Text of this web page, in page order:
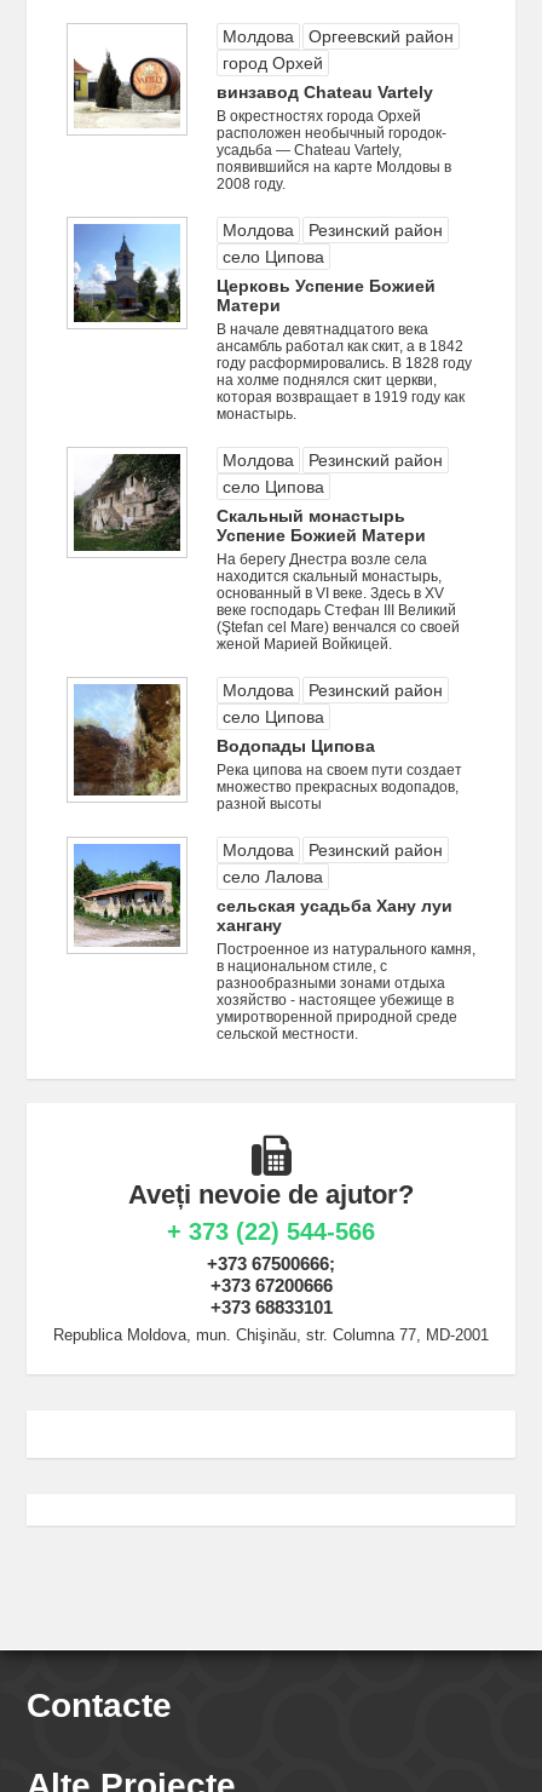
Молдова
Оргеевский район
город Орхей
винзавод Chateau Vartely
В окрестностях города Орхей
расположен необычный городок-
усадьба — Chateau Vartely,
появившийся на карте Молдовы в
2008 году.
Молдова
Резинский район
село Ципова
Церковь Успение Божией
Матери
В начале девятнадцатого века
ансамбль работал как скит, а в 1842
году расформировались. В 1828 году
на холме поднялся скит церкви,
которая возвращает в 1919 году как
монастырь.
Молдова
Резинский район
село Ципова
Cкальный монастырь
Успение Божией Матери
На берегу Днестра возле села
находится скальный монастырь,
основанный в VI веке. Здесь в XV
веке господарь Стефан III Великий
(Ştefan cel Mare) венчался со своей
женой Марией Войкицей.
Молдова
Резинский район
село Ципова
Водопады Ципова
Pека ципова на своем пути создает
множество прекрасных водопадов,
разной высоты
Молдова
Резинский район
село Лалова
сельская усадьба Хану луи
хангану
Построенное из натурального камня,
в национальном стиле, с
разнообразными зонами отдыха
хозяйство - настоящее убежище в
умиротворенной природной среде
сельской местности.
Aveți nevoie de ajutor?
+ 373 (22) 544-566
+373 67500666;
+373 67200666
+373 68833101
Republica Moldova, mun. Chişinău, str. Columna 77, MD-2001
Contacte